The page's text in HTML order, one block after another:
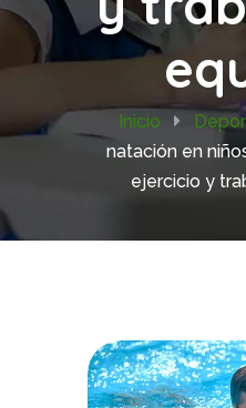
Inicio
natación en
ejercicio y